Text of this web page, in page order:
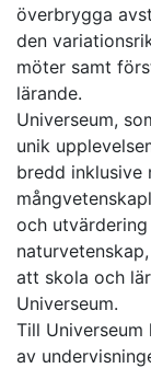
överbrygga
den
möter samt
lärande.
Universeum,
unik
bredd inklusive
och
att skola och
Universeum.
Till
av